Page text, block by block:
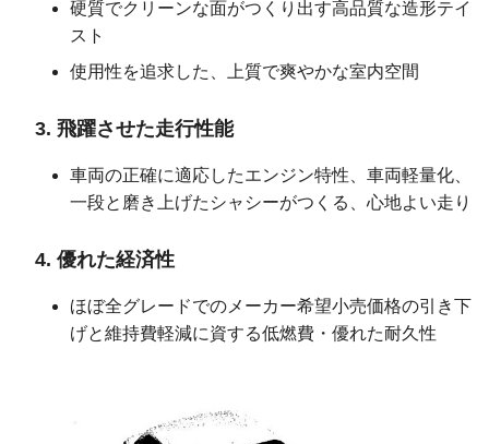
硬質でクリーンな面がつくり出す高品質な造形テイ
スト
使用性を追求した、上質で爽やかな室内空間
飛躍させた走行性能
車両の正確に適応したエンジン特性、車両軽量化、
一段と磨き上げたシャシーがつくる、心地よい走り
優れた経済性
ほぼ全グレードでのメーカー希望小売価格の引き下
げと維持費軽減に資する低燃費・優れた耐久性